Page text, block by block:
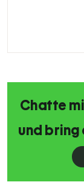
Chatte
und bring